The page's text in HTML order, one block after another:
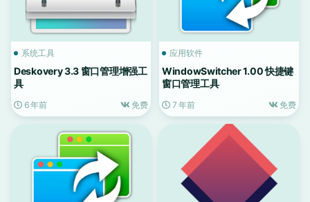
系统工具
Deskovery 3.3 窗口管理增强工
具
6 年前 免费
应用软件
WindowSwitcher 1.00 快捷键
窗口管理工具
7 年前 免费